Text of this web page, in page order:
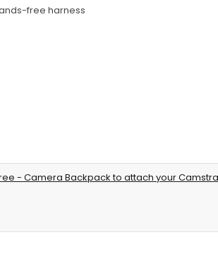
free harness
- Camera Backpack to attach your